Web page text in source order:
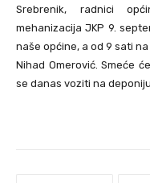
Srebrenik, radnici
mehanizacija JKP 9.
naše općine, a od 9 sati
Nihad Omerović. Smeće
se danas voziti na